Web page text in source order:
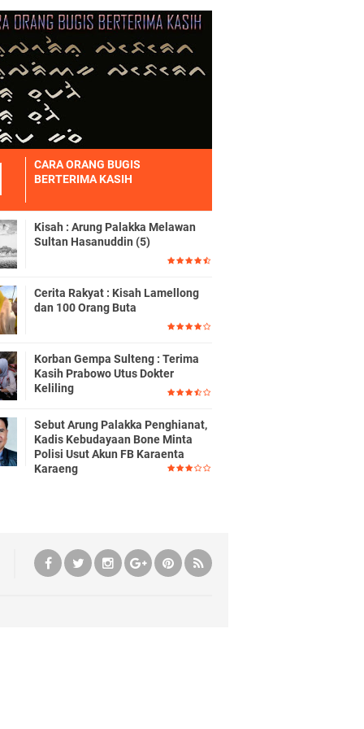
CARA ORANG BUGIS
BERTERIMA KASIH
Kisah : Arung Palakka Melawan
Sultan Hasanuddin (5)
Cerita Rakyat : Kisah Lamellong
dan 100 Orang Buta
Korban Gempa Sulteng : Terima
Kasih Prabowo Utus Dokter
Keliling
Sebut Arung Palakka Penghianat,
Kadis Kebudayaan Bone Minta
Polisi Usut Akun FB Karaenta
Karaeng